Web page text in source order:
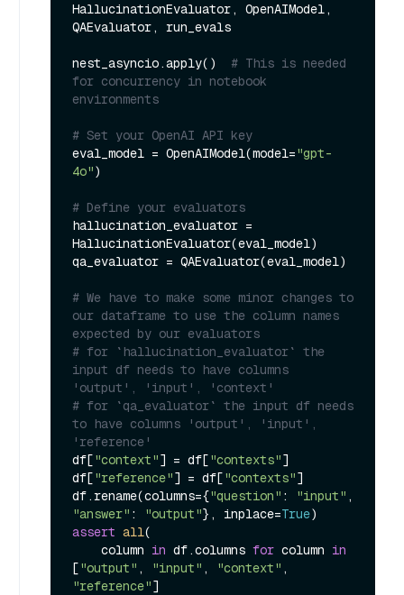
HallucinationEvaluator, OpenAIModel,
QAEvaluator, run_evals
nest_asyncio.apply() # This is needed
for concurrency in notebook
environments
# Set your OpenAI API key
eval_model = OpenAIModel(model="gpt-
4o")
# Define your evaluators
hallucination_evaluator =
HallucinationEvaluator(eval_model)
qa_evaluator = QAEvaluator(eval_model)
# We have to make some minor changes to
our dataframe to use the column names
expected by our evaluators
# for `hallucination_evaluator` the
input df needs to have columns
'output', 'input', 'context'
# for `qa_evaluator` the input df needs
to have columns 'output', 'input',
'reference'
df["context"] = df["contexts"]
df["reference"] = df["contexts"]
df.rename(columns={"question" : "input"
"answer" : "output"}, inplace=True
assert all(
    column
in df.columns for column in
["output" , "input" , "context"
"reference"]